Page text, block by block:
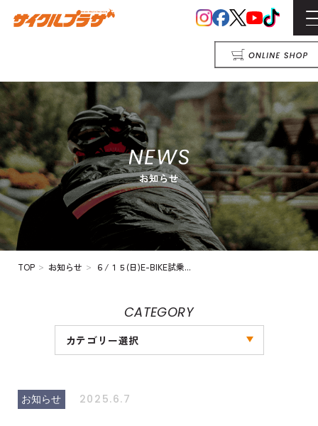
TOP > お知らせ > ６/１５(日)E-BIKE試乗...
CATEGORY
カテゴリー選択
お知らせ 2025.6.7